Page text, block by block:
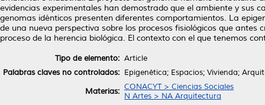
evidencias experimentales han demostrado que el ambiente y sus
genomas idénticos presenten diferentes comportamientos. La
de una nueva perspectiva sobre los procesos fisiológicos que
proceso de la herencia biológica. El contexto con el que tenemos
Tipo de elemento: Article
Palabras claves no controlados: Epigenética; Espacios; Vivienda;
Materias: CONACYT > Ciencias Sociales
N Artes > NA Arquitectura